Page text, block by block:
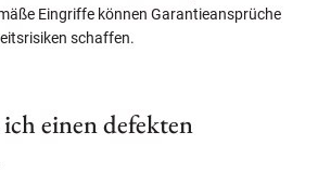
Eingriffe können Garantieansprüche
schaffen.
einen defekten